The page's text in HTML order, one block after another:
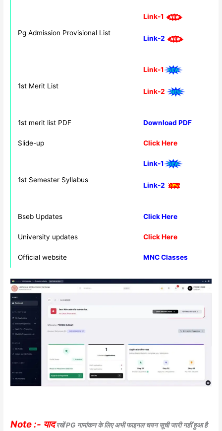
Pg Admission Provisional List
Link-1
Link-2
1st Merit List
Link-1
Link-2
1st merit list PDF Download PDF
Slide-up Click Here
1st Semester Syllabus
Link-1
Link-2
Bseb Updates Click Here
University updates Click Here
Official website MNC Classes
Note :- यादरखें PG नामांकन के लिए अभी फाइनल चयन सूची जारी नहीं हुआ है